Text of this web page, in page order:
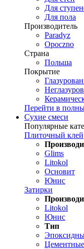
Для
Для пола
Производитель
Paradyz
Opoczno
Страна
Польша
Покрытие
Перейти в
Сухие смеси
Популярные
Плиточный клей
Glims
Litokol
Основит
Юнис
Затирки
Litokol
Юнис
Тип
Цементные